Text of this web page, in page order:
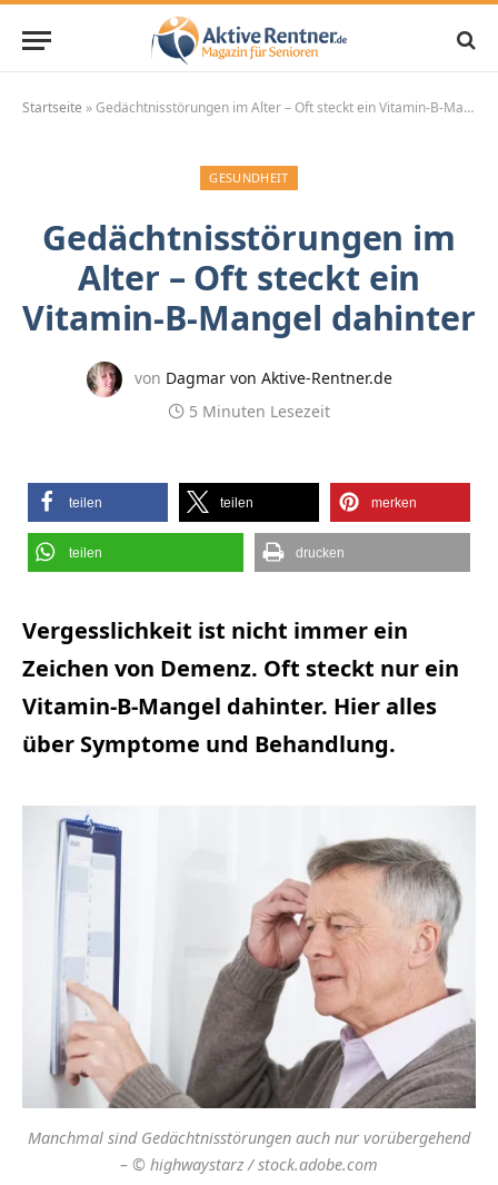
Startseite »Gedächtnisstörungen im Alter – Oft steckt ein Vitamin-B-Mangel dahinter
GESUNDHEIT
Gedächtnisstörungen im
Alter – Oft steckt ein
Vitamin-B-Mangel dahinter
von Dagmar von Aktive-Rentner.de
5 Minuten Lesezeit
teilen teilen merken
teilen drucken
Vergesslichkeit ist nicht immer ein
Zeichen von Demenz. Oft steckt nur ein
Vitamin-B-Mangel dahinter. Hier alles
über Symptome und Behandlung.
Manchmal sind Gedächtnisstörungen auch nur vorübergehend
– © highwaystarz / stock.adobe.com